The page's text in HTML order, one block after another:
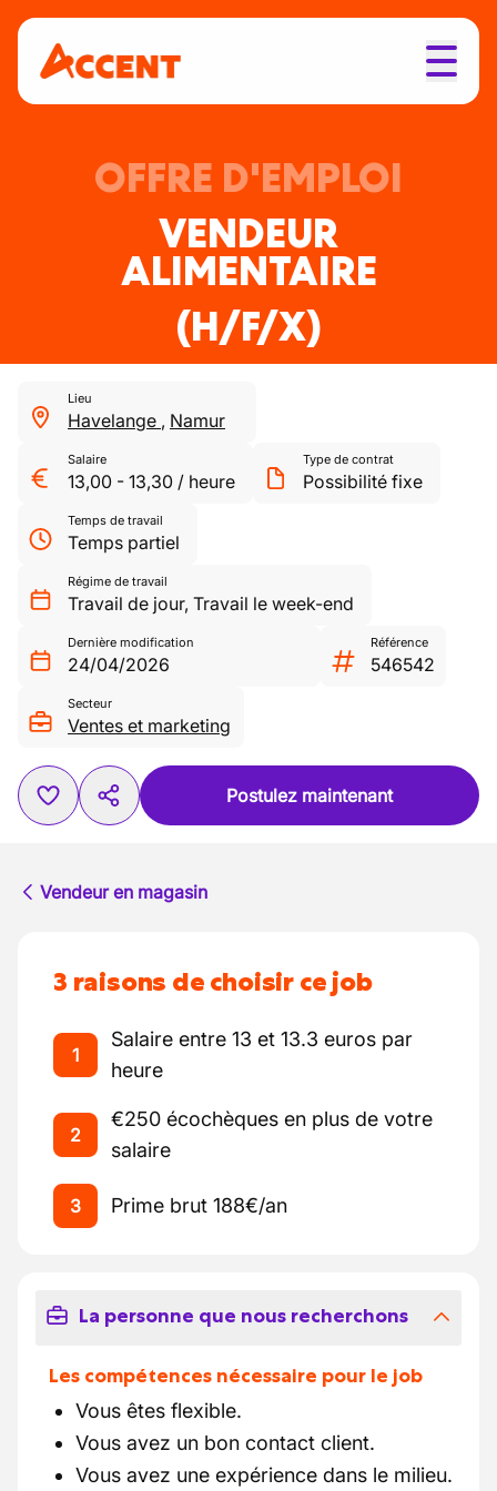
OFFRE D'EMPLOI
VENDEUR
ALIMENTAIRE
(H/F/X)
Lieu
Havelange , Namur
Salaire
13,00 - 13,30 / heure
Type de contrat
Possibilité fixe
Temps de travail
Temps partiel
Régime de travail
Travail de jour, Travail le week-end
Dernière modification
24/04/2026
Référence
546542
Secteur
Ventes et marketing
Postulez maintenant
Vendeur en magasin
3 raisons de choisir ce job
1
Salaire entre 13 et 13.3 euros par
heure
2
€250 écochèques en plus de votre
salaire
3 Prime brut 188€/an
La personne que nous recherchons
Les compétences nécessaire pour le job
Vous êtes flexible.
Vous avez un bon contact client.
Vous avez une expérience dans le milieu.